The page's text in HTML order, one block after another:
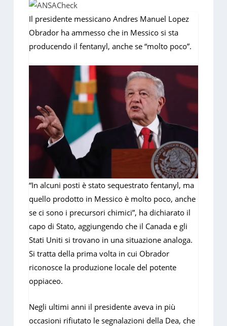
Il presidente messicano Andres Manuel Lopez
Obrador ha ammesso che in Messico si sta
producendo il fentanyl, anche se “molto poco”.
“In alcuni posti è stato sequestrato fentanyl, ma
quello prodotto in Messico è molto poco, anche
se ci sono i precursori chimici”, ha dichiarato il
capo di Stato, aggiungendo che il Canada e gli
Stati Uniti si trovano in una situazione analoga.
Si tratta della prima volta in cui Obrador
riconosce la produzione locale del potente
oppiaceo.
Negli ultimi anni il presidente aveva in più
occasioni rifiutato le segnalazioni della Dea, che